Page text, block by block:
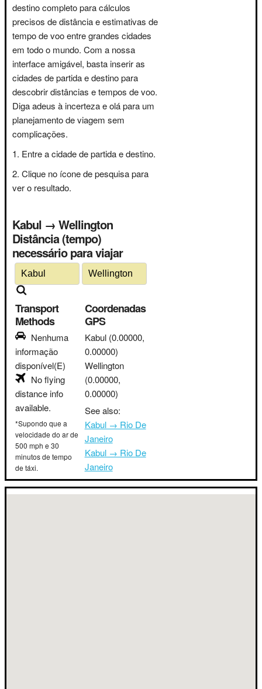
destino completo para cálculos
precisos de distância e estimativas de
tempo de voo entre grandes cidades
em todo o mundo. Com a nossa
interface amigável, basta inserir as
cidades de partida e destino para
descobrir distâncias e tempos de voo.
Diga adeus à incerteza e olá para um
planejamento de viagem sem
complicações.
Entre a cidade de partida e destino.
Clique no ícone de pesquisa para
ver o resultado.
Kabul → Wellington
Distância (tempo)
necessário para viajar
Transport
Methods
Nenhuma
informação
disponível(E)
No flying
distance info
available.
*Supondo que a
velocidade do ar de
500 mph e 30
minutos de tempo
de táxi.
Coordenadas
GPS
Kabul (0.00000,
0.00000)
Wellington
(0.00000,
0.00000)
See also:
Kabul → Rio De
Janeiro
Kabul → Rio De
Janeiro